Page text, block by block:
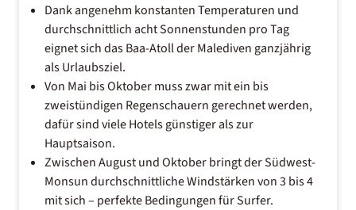
Dank angenehm konstanten Temperaturen und
durchschnittlich acht Sonnenstunden pro Tag
eignet sich das Baa-Atoll der Malediven ganzjährig
als Urlaubsziel.
Von Mai bis Oktober muss zwar mit ein bis
zweistündigen Regenschauern gerechnet werden,
dafür sind viele Hotels günstiger als zur
Hauptsaison.
Zwischen August und Oktober bringt der Südwest-
Monsun durchschnittliche Windstärken von 3 bis 4
mit sich – perfekte Bedingungen für Surfer.